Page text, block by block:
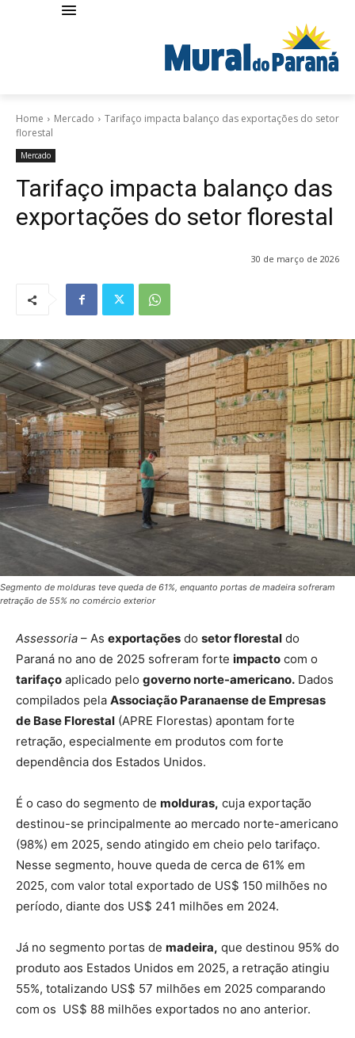
Home Mercado
Tarifaço impacta balanço das exportações do setor
florestal
Mercado
Tarifaço impacta balanço das
exportações do setor florestal
30 de março de 2026
Segmento de molduras teve queda de 61%, enquanto portas de madeira sofreram
retração de 55% no comércio exterior
Assessoria – As exportações do setor florestal do
Paraná no ano de 2025 sofreram forte impacto com o
tarifaço aplicado pelo governo norte-americano. Dados
compilados pela Associação Paranaense de Empresas
de Base Florestal (APRE Florestas) apontam forte
retração, especialmente em produtos com forte
dependência dos Estados Unidos.
É o caso do segmento de molduras, cuja exportação
destinou-se principalmente ao mercado norte-americano
(98%) em 2025, sendo atingido em cheio pelo tarifaço.
Nesse segmento, houve queda de cerca de 61% em
2025, com valor total exportado de US$ 150 milhões no
período, diante dos US$ 241 milhões em 2024.
Já no segmento portas de madeira, que destinou 95% do
produto aos Estados Unidos em 2025, a retração atingiu
55%, totalizando US$ 57 milhões em 2025 comparando
com os US$ 88 milhões exportados no ano anterior.